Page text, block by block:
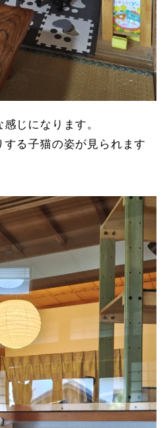
じになります。
る子猫の姿が見られます